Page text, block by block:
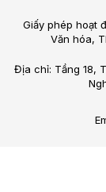
Giấy phép hoạt
Văn hóa,
Địa chỉ: Tầng 18,